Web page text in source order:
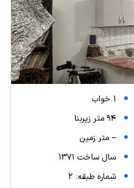
1 خواب
94 متر زیربنا
-- متر زمین
سال ساخت 1371
شماره طبقه: 2